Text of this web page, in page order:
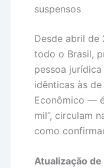
suspensos
Desde abril de
todo o Brasil,
pessoa
idênticas às
Econômico —
mil”, circulam
como
Atualização